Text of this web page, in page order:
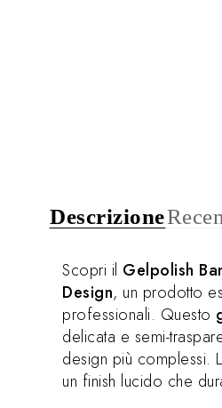
Descrizione
Scopri il Gelpolish
Design, un prodotto
professionali. Questo
delicata e semi-
design più complessi.
un finish lucido che